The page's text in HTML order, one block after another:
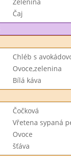
Čaj
Chléb s
Ovoce,zelenina
Bílá káva
Čočková
Vřetena sypaná
Ovoce
šťáva